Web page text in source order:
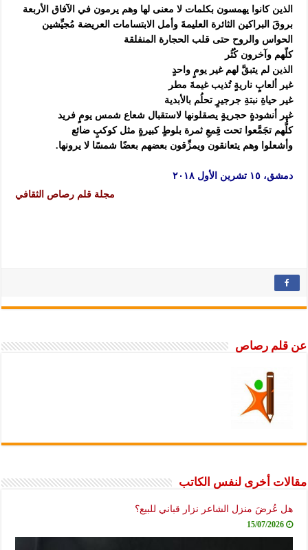
الذين كانوا يهمسون بكلمات لا معنى لها وهم يرمون في الآفاق الأربعة
بروقَ البراكين الثائرة العليمةَ وأمل الابتسامات العريضة مُجيِّشين
الحواس والروح حتى قلب الحجارة المنفلقة
كلّهم وآخرون كُثُر
الذين لم يتبقَّ لهم غير يومٍ واحدٍ
غير ألعابٍ ناريةٍ تُذيب غيمةَ مطر
غير حياةِ نبتةِ جرجيرٍ تحلُم بالأبدية
غير أنشودةٍ حجريةٍ يصقلونها لاستقبال شعاع شمس يومٍ فريد
كلُّهم تجَمَّعوا تحت قِمعِ ثمرة بلوطٍ كبيرةٍ مثل كوكبٍ ضائع
وأشعلوا وهم يتعانقون ويمزِّقون بعضهم بعضًا شمسًا لا يرونها.
دمشق، ١٥ تشرين الأول ٢٠١٨
مجلة قلم رصاص الثقافي
عن قلم رصاص
مقالات أخرى لنفس الكاتب
هل عُرضَ منزل الشاعر نزار قباني للبيع؟
15/07/2026